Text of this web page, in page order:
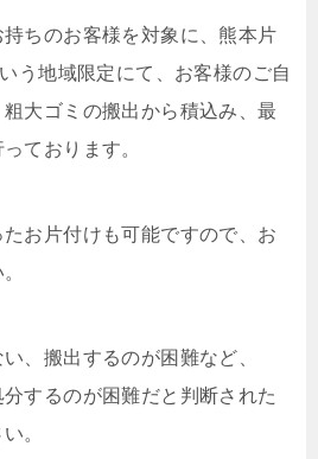
持ちのお客様を対象に、熊本片
う地域限定にて、お客様のご自
大ゴミの搬出から積込み、最
ております。
お片付けも可能ですので、お
、搬出するのが困難など、
するのが困難だと判断された
。